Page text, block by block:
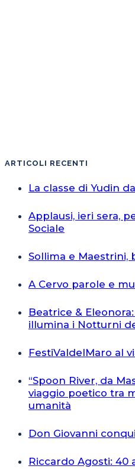
ARTICOLI RECENTI
La classe di Yudin
Applausi, ieri sera,
Sociale
Sollima e Maestrini,
A Cervo parole e
Beatrice &
illumina i Notturni
FestiValdelMaro al
“Spoon River, da
viaggio poetico tra
umanità
Don Giovanni
Riccardo Agosti: 40